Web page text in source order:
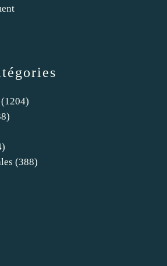
(1204)
(388)